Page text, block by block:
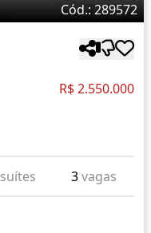
Cód.: 289572
R$ 2.550.000
suítes 3vagas